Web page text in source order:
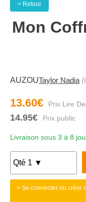
< Retour
Mon
AUZOUTaylor Nadia
13.60€
14.95€
Livraison sous 3 à 8
> Se connecter ou créer